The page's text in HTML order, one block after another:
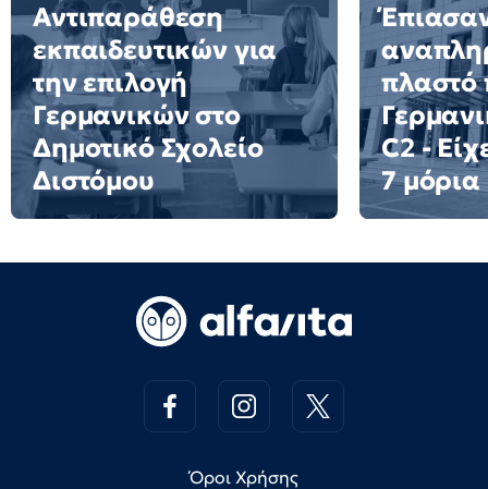
Αντιπαράθεση
εκπαιδευτικών για
την επιλογή
Γερμανικών στο
Δημοτικό Σχολείο
Διστόμου
πλαστό
C2 -
7 μόρια
Όροι Χρήσης